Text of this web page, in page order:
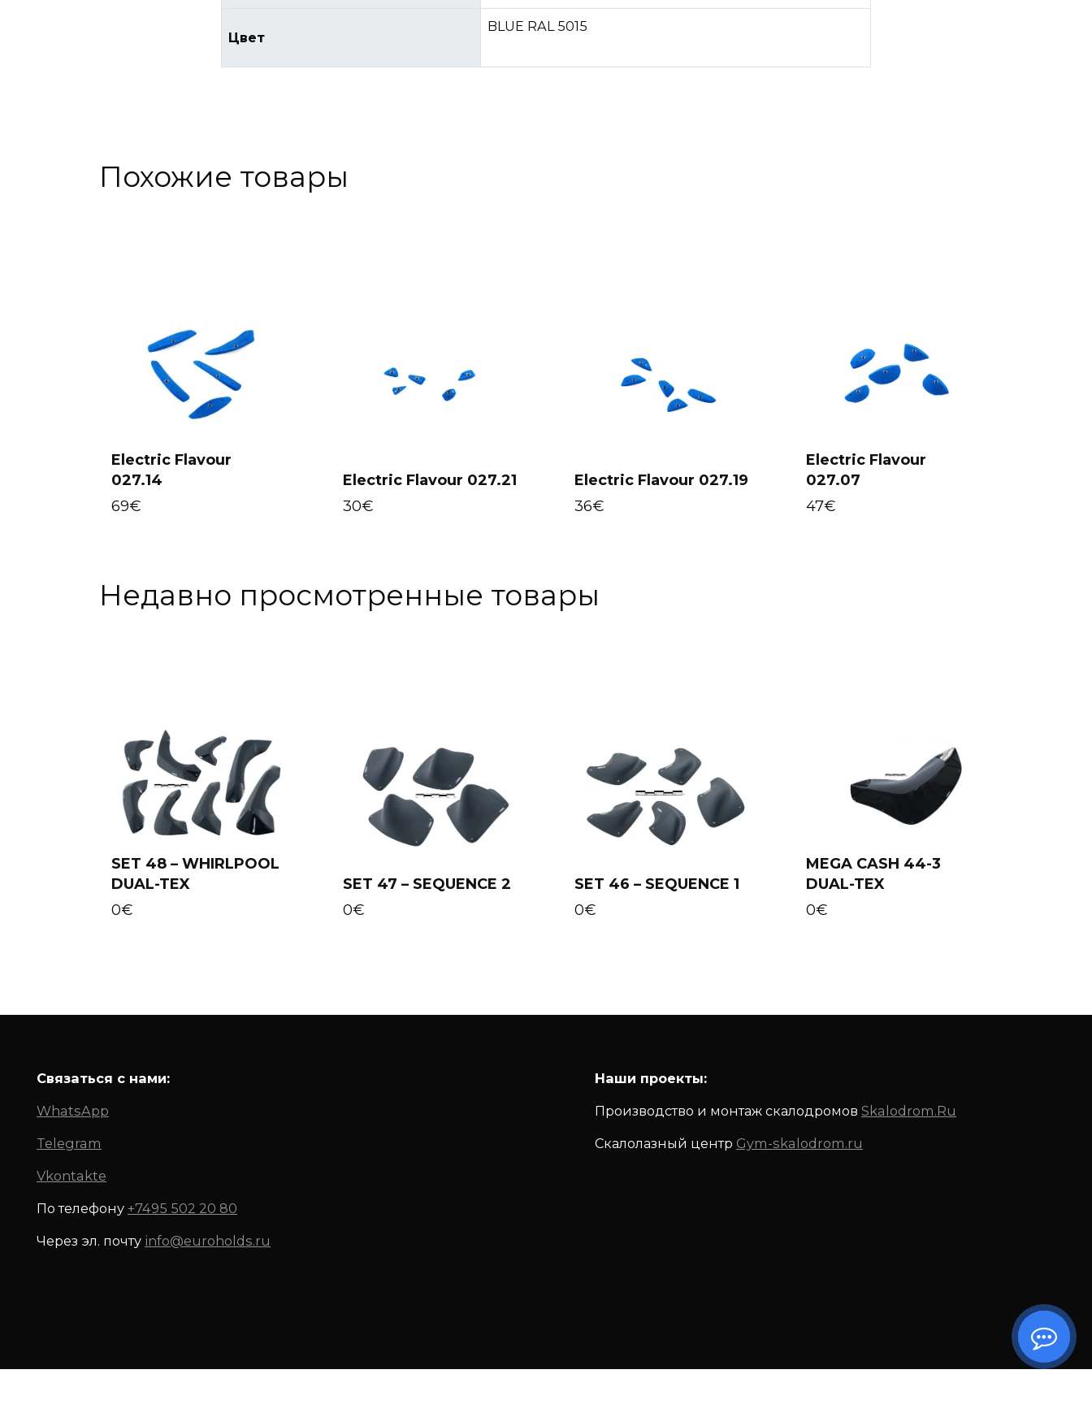
Цвет
BLUE RAL 5015
Похожие товары
Electric Flavour
027.14
69€
Electric Flavour 027.21
30€
Electric Flavour 027.19
36€
Electric Flavour
027.07
47€
Недавно просмотренные товары
Add to cart
SET 48 – WHIRLPOOL
DUAL-TEX
0€
SET 47 – SEQUENCE 2
0€
SET 46 – SEQUENCE 1
0€
Add to cart
MEGA CASH 44-3
DUAL-TEX
0€
Связаться с нами:
WhatsApp
Telegram
Vkontakte
По телефону +7495 502 20 80
Через эл. почту info@euroholds.ru
Наши проекты:
Производство и монтаж скалодромов Skalodrom.Ru
Скалолазный центр Gym-skalodrom.ru